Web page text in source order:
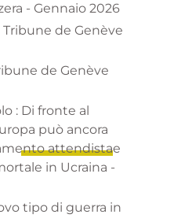
- Gennaio 2026
Tribune de Genève
de Genève
: Di fronte al
può ancora
attendistae
in Ucraina -
tipo di guerra in